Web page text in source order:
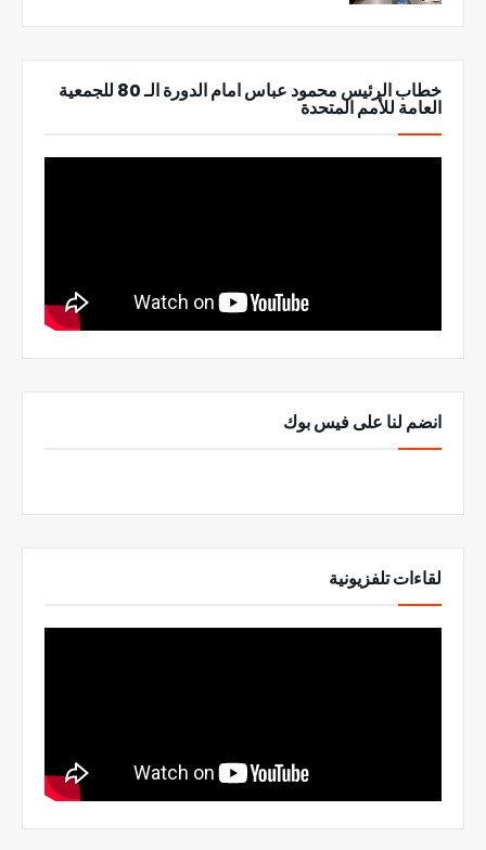
خطاب الرئيس محمود عباس امام الدورة الـ 80 للجمعية
العامة للأمم المتحدة
انضم لنا على فيس بوك
لقاءات تلفزيونية